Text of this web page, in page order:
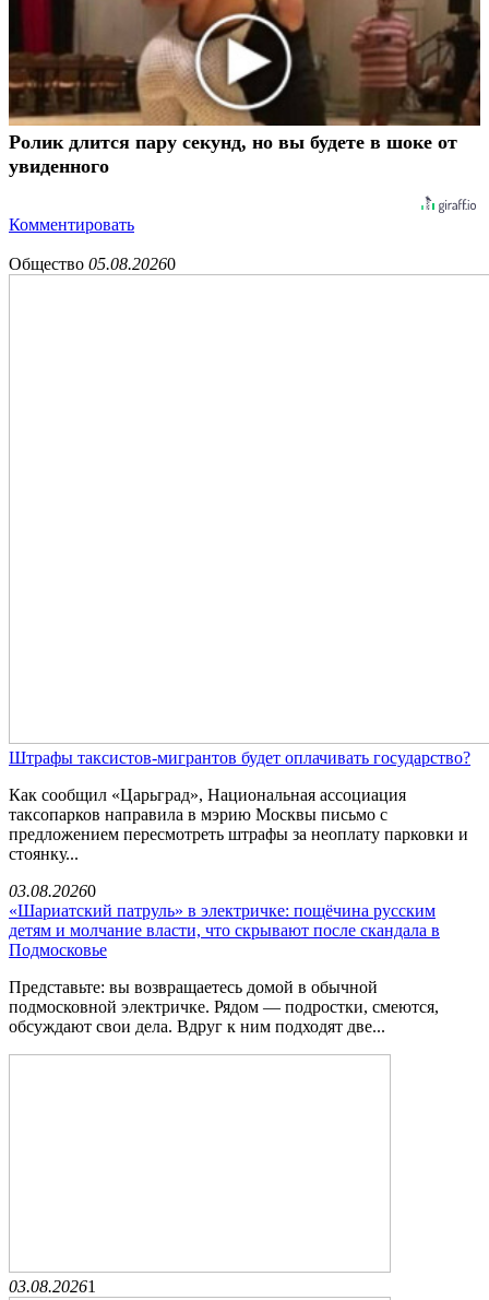
Ролик длится пару секунд, но вы будете в шоке от
увиденного
Комментировать
Общество 05.08.20260
Штрафы таксистов-мигрантов будет оплачивать государство?
Как сообщил «Царьград», Национальная ассоциация
таксопарков направила в мэрию Москвы письмо с
предложением пересмотреть штрафы за неоплату парковки и
стоянку...
03.08.20260
«Шариатский патруль» в электричке: пощёчина русским
детям и молчание власти, что скрывают после скандала в
Подмосковье
Представьте: вы возвращаетесь домой в обычной
подмосковной электричке. Рядом — подростки, смеются,
обсуждают свои дела. Вдруг к ним подходят две...
03.08.20261